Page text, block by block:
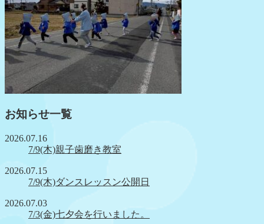
お知らせ一覧
2026.07.16
7/9(木)親子歯磨き教室
2026.07.15
7/9(木)ダンスレッスン公開日
2026.07.03
7/3(金)七夕会を行いました。